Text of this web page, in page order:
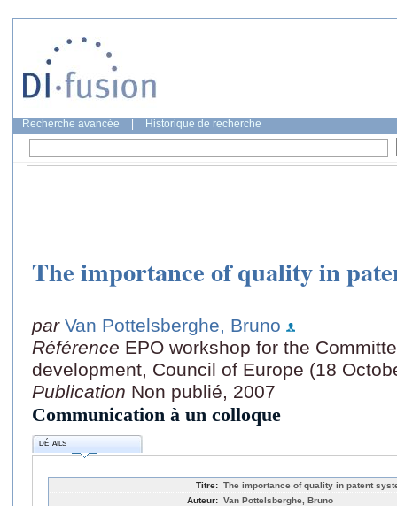
Recherche avancée Historique de recherche
The importance of quality in
par Van Pottelsberghe, Bruno
Référence EPO workshop for the
development, Council of Europe (18
Publication Non publié, 2007
Communication à un colloque
DÉTAILS
Titre: The importance of quality in patent
Auteur: Van Pottelsberghe, Bruno